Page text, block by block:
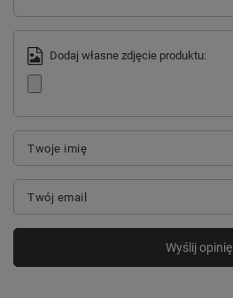
Dodaj własne zdjęcie produktu:
Twoje imię
Twój email
Wyślij opinię